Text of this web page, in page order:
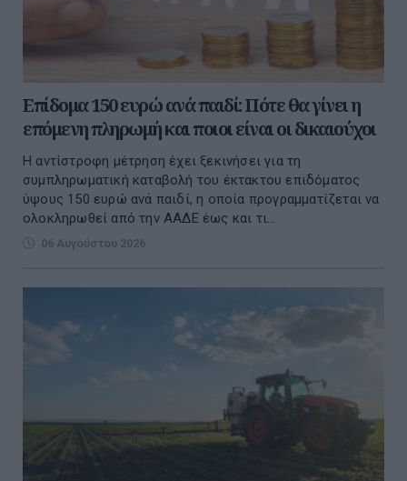
Επίδομα 150 ευρώ ανά παιδί: Πότε θα γίνει η
επόμενη πληρωμή και ποιοι είναι οι δικαιούχοι
Η αντίστροφη μέτρηση έχει ξεκινήσει για τη
συμπληρωματική καταβολή του έκτακτου επιδόματος
ύψους 150 ευρώ ανά παιδί, η οποία προγραμματίζεται να
ολοκληρωθεί από την ΑΑΔΕ έως και τι...
06 Αυγούστου 2026